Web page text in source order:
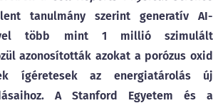
tanulmány szerint generatív AI-
több mint 1 millió szimulált
azonosították azokat a porózus oxid
ígéretesek az energiatárolás új
A Stanford Egyetem és a